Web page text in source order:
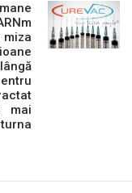
miza
mai